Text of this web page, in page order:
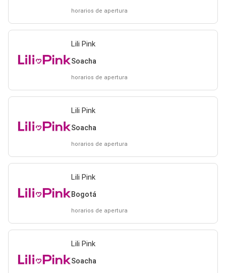
horarios de apertura
Lili Pink
Soacha
horarios de apertura
Lili Pink
Soacha
horarios de apertura
Lili Pink
Bogotá
horarios de apertura
Lili Pink
Soacha